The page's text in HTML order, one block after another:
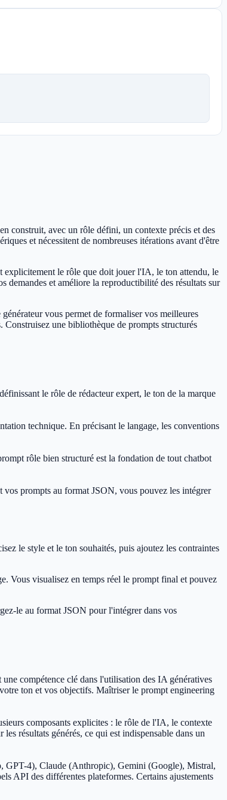
construit, avec un rôle défini, un contexte précis et des
et nécessitent de nombreuses itérations avant d'être
explicitement le rôle que doit jouer l'IA, le ton attendu, le
demandes et améliore la reproductibilité des résultats sur
vous permet de formaliser vos meilleures
une bibliothèque de prompts structurés
le rôle de rédacteur expert, le ton de la marque
technique. En précisant le langage, les conventions
rôle bien structuré est la fondation de tout chatbot
vos prompts au format JSON, vous pouvez les intégrer
le style et le ton souhaités, puis ajoutez les contraintes
Vous visualisez en temps réel le prompt final et pouvez
le au format JSON pour l'intégrer dans vos
compétence clé dans l'utilisation des IA génératives
ton et vos objectifs. Maîtriser le prompt engineering
composants explicites : le rôle de l'IA, le contexte
résultats générés, ce qui est indispensable dans un
GPT-4), Claude (Anthropic), Gemini (Google), Mistral,
API des différentes plateformes. Certains ajustements